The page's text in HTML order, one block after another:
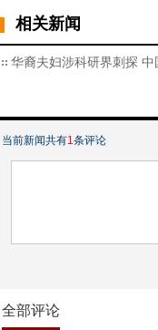
相关新闻
华裔夫妇涉科研界刺探 中
当前新闻共有1 条评论
全部评论